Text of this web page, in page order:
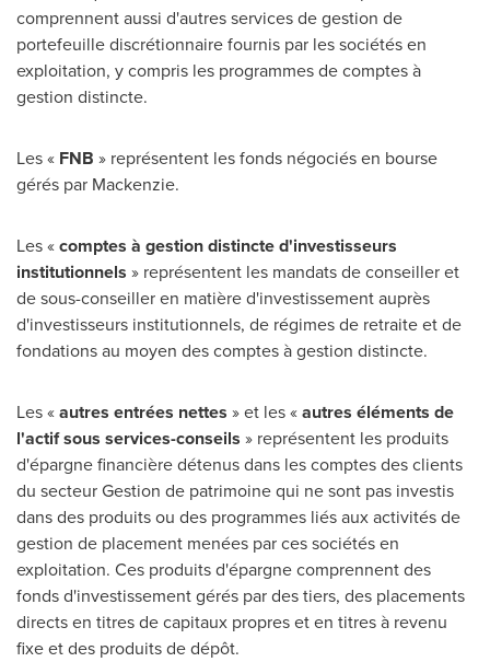
comprennent aussi d'autres services de gestion de
portefeuille discrétionnairefournis par les sociétés en
exploitation, y compris les programmes de comptes à
gestion distincte.
Les « FNB » représentent les fonds négociés en bourse
gérés par Mackenzie.
Les «comptes à gestion distincte d'investisseurs
institutionnels » représentent les mandats de conseiller et
de sous-conseiller en matière d'investissement auprès
d'investisseurs institutionnels, de régimes de retraite et de
fondations au moyen des comptes à gestion distincte.
Les «autres entrées nettes » et les «autres éléments de
l'actif sous services-conseils » représentent les produits
d'épargne financière détenus dans les comptes des clients
du secteurGestion de patrimoine qui ne sont pas investis
dans des produits ou des programmes liés aux activités de
gestion de placement menées par ces sociétés en
exploitation. Ces produits d'épargne comprennent des
fonds d'investissement gérés par des tiers, des placements
directs en titres de capitaux propres et en titres à revenu
fixe et des produits de dépôt.